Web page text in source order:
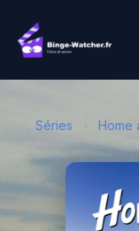
contenu
Séries Home